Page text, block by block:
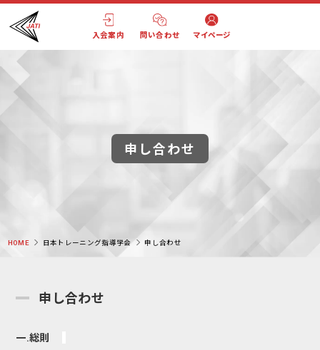
入会案内 問い合わせ マイページ
申し合わせ
HOME 日本トレーニング指導学会 申し合わせ
申し合わせ
一.総則